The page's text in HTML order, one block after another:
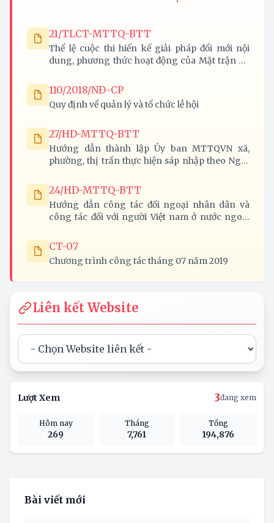
21/TLCT-MTTQ-BTT
Thể lệ cuộc thi hiến kế giải pháp đổi mới nội
dung, phương thức hoạt động của Mặt trận Tổ
An
110/2018/NĐ-CP
Quy định về quản lý và tổ chức lễ hội
27/HD-MTTQ-BTT
Hướng dẫn thành lập Ủy ban MTTQVN xã,
phường, thị trấn thực hiện sáp nhập theo Nghị
tỉnh Nghệ An
24/HD-MTTQ-BTT
Hướng dẫn công tác đối ngoại nhân dân và
công tác đối với người Việt nam ở nước ngoài
CT-07
Chương trình công tác tháng 07 năm 2019
Liên kết Website
Lượt Xem 3đang xem
Hôm nay
269
Tháng
7,761
Tổng
194,876
Bài viết mới